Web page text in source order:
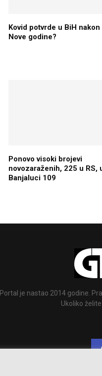
Kovid potvrde u BiH nakon
Nove godine?
Ponovo visoki brojevi
novozaraženih, 225 u RS,
Banjaluci 109
Portal je nastao 2014 godine.
Ukoliko